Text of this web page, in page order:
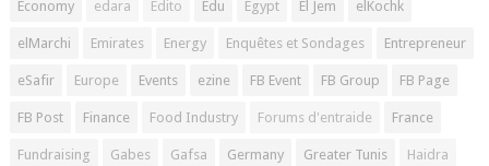
Economy edara Edito Edu Egypt El Jem elKochk
elMarchi Emirates Energy Enquêtes et Sondages Entrepreneur
eSafir Europe Events ezine FB Event FB Group FB Page
FB Post Finance Food Industry Forums d'entraide France
Fundraising Gabes Gafsa Germany Greater Tunis Haidra